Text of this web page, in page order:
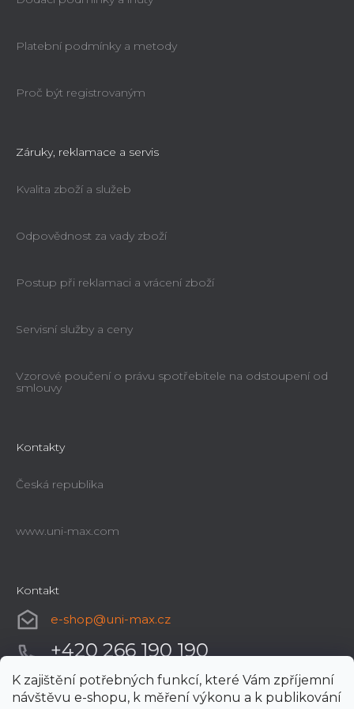
K zajištění potřebných funkcí, které Vám zpříjemní
návštěvu e-shopu, k měření výkonu a k publikování
POWER DRILL do hrany 132 - 6
Platební podmínky a metody
Proč být registrovaným
Záruky, reklamace a servis
Kvalita zboží a služeb
Odpovědnost za vady zboží
Postup při reklamaci a vrácení zboží
Servisní služby a ceny
Vzorové poučení o právu spotřebitele na odstoupení od
smlouvy
Kontakty
Česká republika
www.uni-max.com
Kontakt
e-shop@uni-max.cz
+420 266 190 190